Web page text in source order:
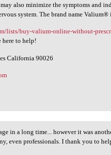
also minimize the symptoms and
system. The brand name
lists/buy-valium-online-without-
here to help!
California 90026
in a long time... however it was
even professionals. I thank you to